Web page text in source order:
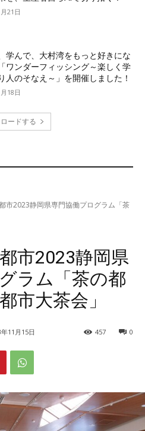
21日
学んで、大村湾をもっと好きにな
ンダーフィッシング～楽しく学
人のそなえ～」を開催しました！
18日
ードする